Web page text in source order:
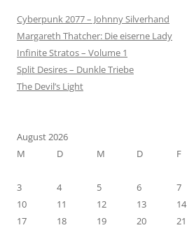
Cyberpunk 2077 – Johnny Silverhand
Margareth Thatcher: Die eiserne Lady
Infinite Stratos – Volume 1
Split Desires – Dunkle Triebe
The Devil’s Light
August 2026
M
D M D F
3
4 5 6 7
10
11 12 13 14
17
18 19 20 21